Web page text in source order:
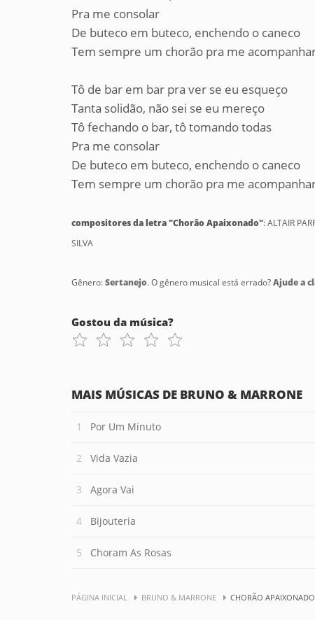
Pra me consolar
De buteco em buteco, enchendo o caneco
Tem sempre um chorão pra me
Tô de bar em bar pra ver se eu esqueço
Tanta solidão, não sei se eu mereço
Tô fechando o bar, tô tomando todas
Pra me consolar
De buteco em buteco, enchendo o caneco
Tem sempre um chorão pra me
compositores da letra "Chorão Apaixonado": ALTAIR
SILVA
Gênero:Sertanejo. O gênero musical está errado?Ajude a
Gostou da música?
MAIS MÚSICAS DE BRUNO & MARRONE
Por Um Minuto
Vida Vazia
Agora Vai
Bijouteria
Choram As Rosas
PÁGINA INICIAL BRUNO & MARRONE CHORÃO APAIXONADO